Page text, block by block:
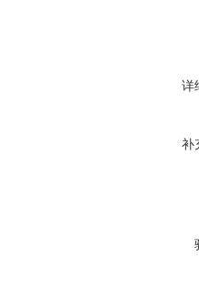
详
补